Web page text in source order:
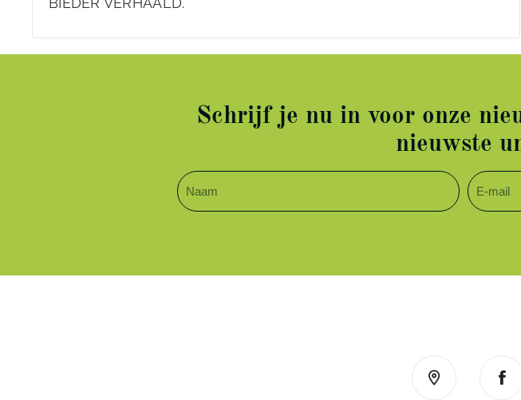
Schrijf je nu in voor onze
nieuwste